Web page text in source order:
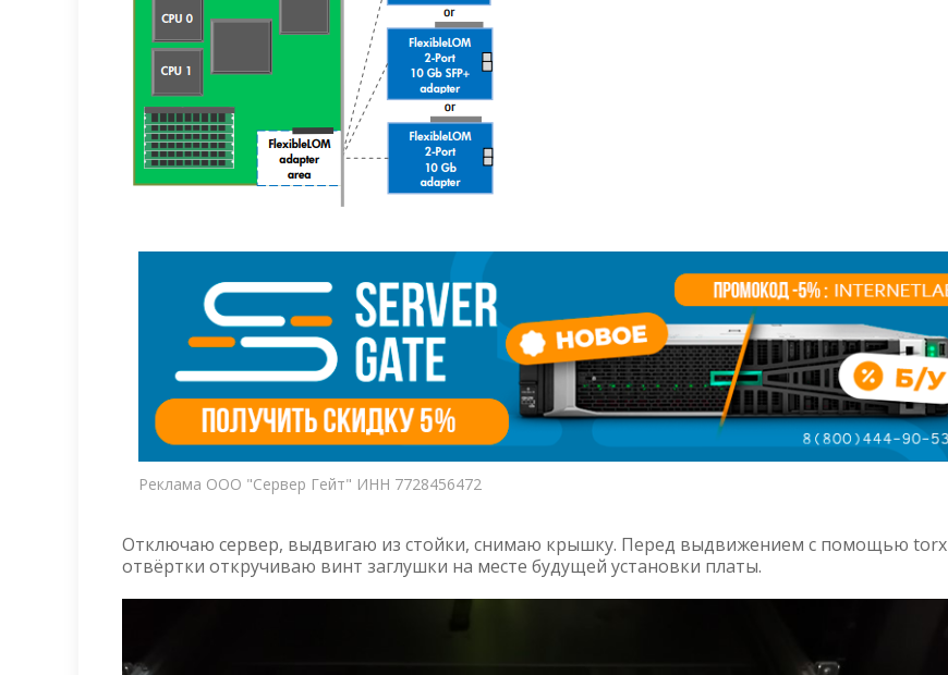
Реклама ООО "Сервер Гейт" ИНН 7728456472
Отключаю сервер, выдвигаю из стойки, снимаю крышку. Перед выдвижением с помощью torx
отвёртки откручиваю винт заглушки на месте будущей установки платы.